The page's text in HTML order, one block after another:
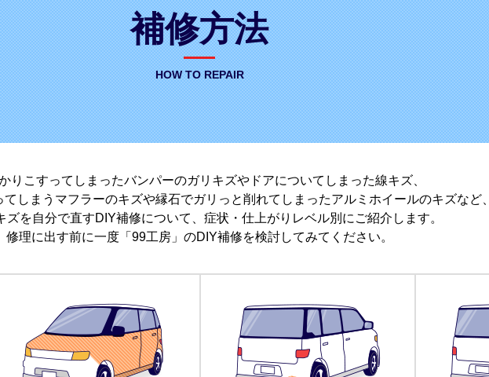
補修方法
HOW TO REPAIR
りこすってしまったバンパーのガリキズやドアについてしまった線キズ、
しまうマフラーのキズや縁石でガリっと削れてしまったアルミホイールのキズなど、
ズを自分で直すDIY補修について、症状・仕上がりレベル別にご紹介します。
修理に出す前に一度「99工房」のDIY補修を検討してみてください。